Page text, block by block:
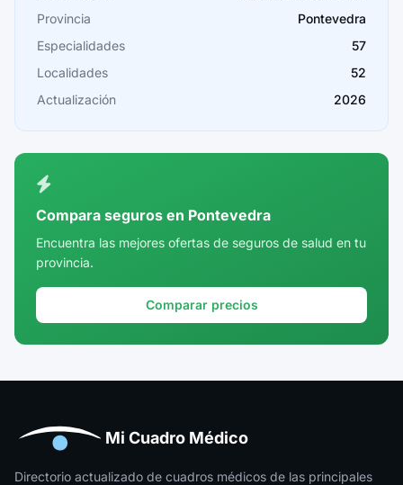
Cádiz
Cantabria
Castellón
Córdoba
Cuenca
Girona
Huesca
Jaén
Provincia
Pontevedra
Especialidades
57
Localidades
52
Actualización
2026
Compara seguros en Pontevedra
Encuentra las mejores ofertas de seguros de salud en tu
provincia.
Comparar precios
Mi Cuadro Médico
Directorio actualizado de cuadros médicos de las principales